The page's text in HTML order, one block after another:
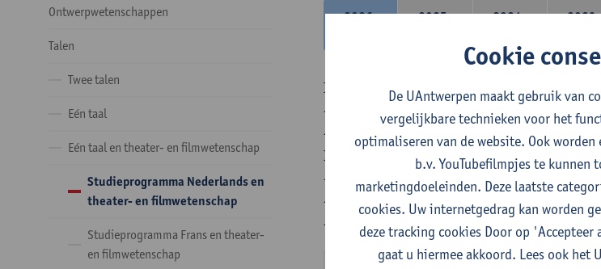
Ontwerpwetenschappen
Talen
Twee talen
Eén taal
Eén taal en theater- en filmwetenschap
Studieprogramma Nederlands en
theater- en filmwetenschap
Studieprogramma Frans en theater-
en filmwetenschap
2026-
2025-
2024-
2023-
In de lerarencomponent heb je volgende keuze :
- Optie A : je kiest twee vakdidactieken
- Optie B: je kiest één vakdidactiek en een
In de domeincomponent neem je 60
- 1 verplicht algemeen opleidingsonderdeel van
- 24 of 30 studiepunten Nederlands en telkens
- 24 of 30 studiepunten theater- en
Cookie
De UAntwerpen maakt gebruik van
vergelijkbare technieken voor het
optimaliseren van de website. Ook worden
b.v. YouTubefilmpjes te kunnen
marketingdoeleinden. Deze laatste
cookies. Uw internetgedrag kan worden
deze tracking cookies Door op
gaat u hiermee akkoord. Lees ook het